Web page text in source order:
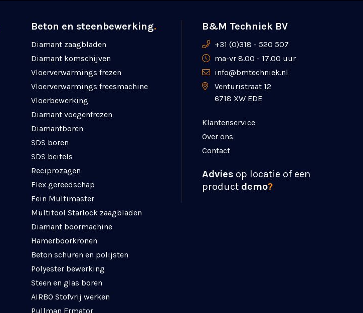
Beton en steenbewerking.
Diamant zaagbladen
Diamant komschijven
Vloerverwarmings frezen
Vloerverwarmings freesmachine
Vloerbewerking
Diamant voegenfrezen
Diamantboren
SDS boren
SDS beitels
Reciprozagen
Flex gereedschap
Fein Multimaster
Multitool Starlock zaagbladen
Diamant boormachine
Hamerboorkronen
Beton schuren en polijsten
Polyester bewerking
Steen en glas boren
AIRBO Stofvrij werken
Pullman Ermator
B&M Techniek BV
+31 (0)318 - 520 507
ma-vr 8.00 - 17.00 uur
info@bmtechniek.nl
Venturistraat 12
6718 XW EDE
Klantenservice
Over ons
Contact
Advies op locatie of een
product demo?